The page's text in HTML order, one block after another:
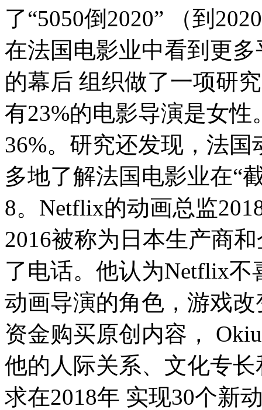
了“5050倒2020” （到
在法国电影业中看到更
的幕后 组织做了一项研
有23%的电影导演是女
36%。研究还发现，法
多地了解法国电影业在“
8。Netflix的动画总监
2016被称为日本生产商
了电话。他认为Netflix
动画导演的角色，游戏
资金购买原创内容，
他的人际关系、文化专
求在2018年 实现30个新